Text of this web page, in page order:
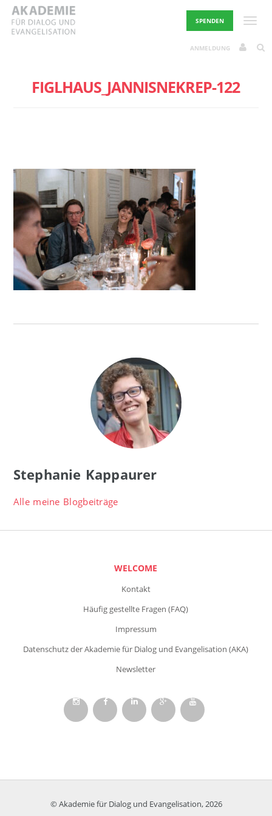
Skip
content
SPENDEN
ANMELDUNG
FIGLHAUS_JANNISNEKREP-122
Stephanie Kappaurer
Alle meine Blogbeiträge
WELCOME
Kontakt
Häufig gestellte Fragen (FAQ)
Impressum
Datenschutz der Akademie für Dialog und Evangelisation (AKA)
Newsletter
© Akademie für Dialog und Evangelisation, 2026